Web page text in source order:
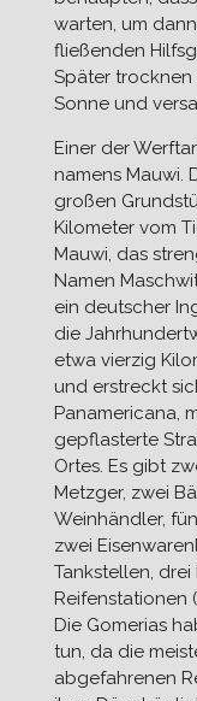
warten, um
fließenden
Später trocknen
Sonne und
Einer der
namens Mauwi.
großen
Kilometer vom
Mauwi, das
Namen
ein deutscher
die
etwa vierzig
und erstreckt
Panamericana,
gepflasterte
Ortes. Es gibt
Metzger, zwei
Weinhändler,
zwei
Tankstellen,
Reifenstationen
Die Gomerias
tun, da die
abgefahrenen